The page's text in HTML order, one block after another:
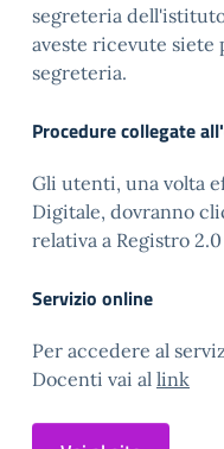
segreteria
aveste ricevute siete
segreteria.
Procedure collegate
Gli utenti, una volta
Digitale, dovranno
relativa a Registro 2.0
Servizio online
Per accedere al
Docenti vai al link